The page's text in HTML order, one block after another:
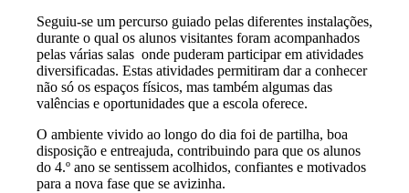
Seguiu-se um percurso guiado pelas diferentes instalações,
durante o qual os alunos visitantes foram acompanhados
pelas várias salas onde puderam participar em atividades
diversificadas. Estas atividades permitiram dar a conhecer
não só os espaços físicos, mas também algumas das
valências e oportunidades que a escola oferece.
O ambiente vivido ao longo do dia foi de partilha, boa
disposição e entreajuda, contribuindo para que os alunos
do 4.º ano se sentissem acolhidos, confiantes e motivados
para a nova fase que se avizinha.